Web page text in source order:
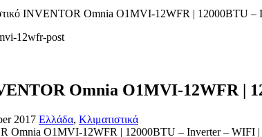
INVENTOR Omnia O1MVI-12WFR | 12000BTU –
Omnia O1MVI-12WFR |
2017 Ελλάδα, Κλιματιστικά